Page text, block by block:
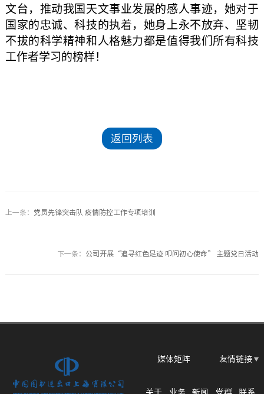
文台，推动我国天文事业发展的感人事迹，她对于
国家的忠诚、科技的执着，她身上永不放弃、坚韧
不拔的科学精神和人格魅力都是值得我们所有科技
工作者学习的榜样！
返回列表
上一条： 党员先锋突击队 疫情防控工作专项培训
下一条： 公司开展“追寻红色足迹 叩问初心使命” 主题党日活动
友情链接
媒体矩阵
关于
业务
新闻
党群
联系